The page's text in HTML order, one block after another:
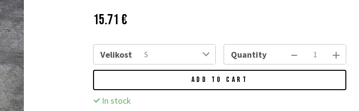
Price:
15.71 €
Velikost S Quantity
ADD TO CART
In stock